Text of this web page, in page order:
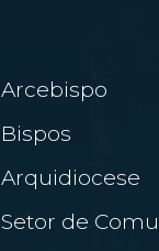
Arcebispo
Bispos
Arquidiocese
Setor de